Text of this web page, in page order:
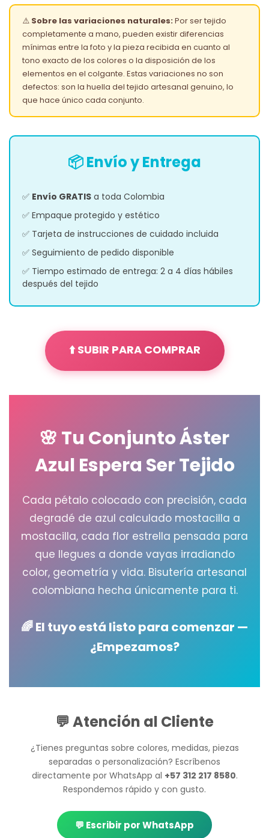
⚠️ Sobre las variaciones naturales: Por ser tejido
completamente a mano, pueden existir diferencias
mínimas entre la foto y la pieza recibida en cuanto al
tono exacto de los colores o la disposición de los
elementos en el colgante. Estas variaciones no son
defectos: son la huella del tejido artesanal genuino, lo
que hace único cada conjunto.
📦 Envío y Entrega
✅ Envío GRATIS a toda Colombia
✅ Empaque protegido y estético
✅ Tarjeta de instrucciones de cuidado incluida
✅ Seguimiento de pedido disponible
✅ Tiempo estimado de entrega: 2 a 4 días hábiles
después del tejido
⬆️ SUBIR PARA COMPRAR
🌸 Tu Conjunto Áster
Azul Espera Ser Tejido
Cada pétalo colocado con precisión, cada
degradé de azul calculado mostacilla a
mostacilla, cada flor estrella pensada para
que llegues a donde vayas irradiando
color, geometría y vida. Bisutería artesanal
colombiana hecha únicamente para ti.
🌈 El tuyo está listo para comenzar —
¿Empezamos?
💬 Atención al Cliente
¿Tienes preguntas sobre colores, medidas, piezas
separadas o personalización? Escríbenos
directamente por WhatsApp al +57 312 217 8580.
Respondemos rápido y con gusto.
💬 Escribir por WhatsApp